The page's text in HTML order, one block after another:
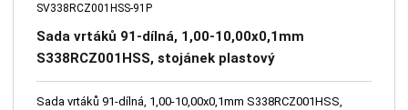
SV338RCZ001HSS-91P
Sada vrtáků 91-dílná, 1,00-10,00x0,1mm
S338RCZ001HSS, stojánek plastový
Sada vrtáků 91-dílná, 1,00-10,00x0,1mm S338RCZ001HSS,